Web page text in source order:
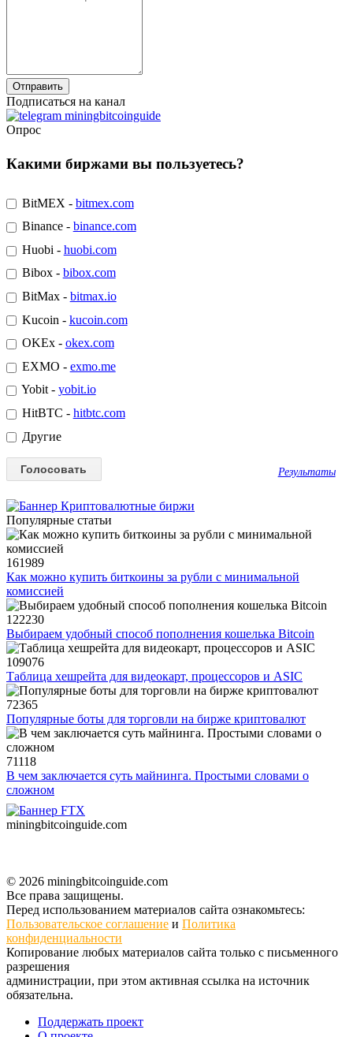
Подписаться на канал
Опрос
Какими биржами вы пользуетесь?
BitMEX - bitmex.com
Binance - binance.com
Huobi - huobi.com
Bibox - bibox.com
BitMax - bitmax.io
Kucoin - kucoin.com
OKEx - okex.com
EXMO - exmo.me
Yobit - yobit.io
HitBTC - hitbtc.com
Другие
Результаты
Популярные статьи
161989
Как можно купить биткоины за рубли с минимальной
комиссией
122230
Выбираем удобный способ пополнения кошелька Bitcoin
109076
Таблица хешрейта для видеокарт, процессоров и ASIC
72365
Популярные боты для торговли на бирже криптовалют
71118
В чем заключается суть майнинга. Простыми словами о
сложном
miningbitcoinguide.com
© 2026 miningbitcoinguide.com
Все права защищены.
Перед использованием материалов сайта ознакомьтесь:
Пользовательское соглашение и Политика
конфиденциальности
Копирование любых материалов сайта только с письменного
разрешения
администрации, при этом активная ссылка на источник
обязательна.
Поддержать проект